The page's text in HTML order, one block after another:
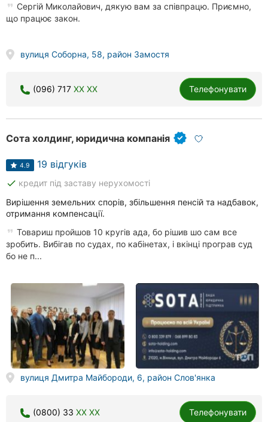
Сергій Миколайович, дякую вам за співпрацю. Приємно,
що працює закон.
вулиця Соборна, 58, район Замостя
(096) 717 XX XX Телефонувати
Сота холдинг, юридична компанія
4.9 19 відгуків
done кредит під заставу нерухомості
Вирішення земельних спорів, збільшення пенсій та надбавок,
отримання компенсації.
Товариш пройшов 10 кругів ада, бо рішив шо сам все
зробить. Вибігав по судах, по кабінетах, і вкінці програв суд
бо не п...
вулиця Дмитра Майбороди, 6, район Слов'янка
(0800) 33 XX XX Телефонувати